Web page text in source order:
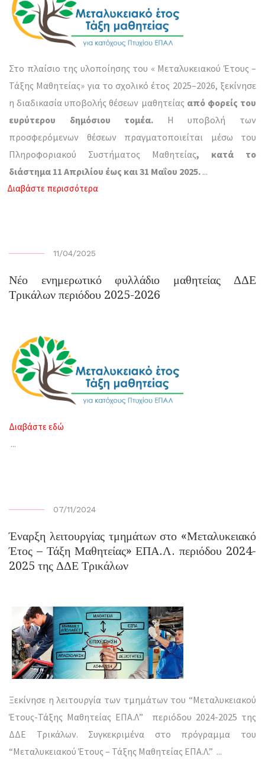
Στο πλαίσιο της υλοποίησης του « Μεταλυκειακού Έτους –
Τάξης Μαθητείας» για το σχολικό έτος 2025–2026, ξεκίνησε
η διαδικασία υποβολής θέσεων μαθητείας από φορείς του
ευρύτερου δημόσιου τομέα. Η υποβολή των
προσφερόμενων θέσεων πραγματοποιείται μέσω του
Πληροφοριακού Συστήματος Μαθητείας, κατά το
διάστημα 11 Απριλίου έως και 31 Μαΐου 2025. ...
Διαβάστε περισσότερα
11/04/2025
Νέο ενημερωτικό φυλλάδιο μαθητείας ΔΔΕ
Τρικάλων περιόδου 2025-2026
Διαβάστε εδώ
...
07/11/2024
Έναρξη λειτουργίας τμημάτων στο «Μεταλυκειακό
Έτος – Τάξη Μαθητείας» ΕΠΑ.Λ. περιόδου 2024-
2025 της ΔΔΕ Τρικάλων
Ξεκίνησε η λειτουργία των τμημάτων του “Μεταλυκειακού
Έτους-Τάξης Μαθητείας ΕΠΑ.Λ” περιόδου 2024-2025 της
ΔΔΕ Τρικάλων. Συγκεκριμένα στο πρόγραμμα του
“Μεταλυκειακού Έτους – Τάξης Μαθητείας ΕΠΑ.Λ.” ...